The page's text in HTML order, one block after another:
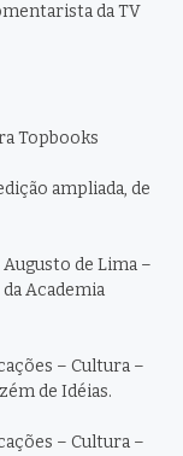
da TV
Topbooks
ampliada, de
de Lima –
Academia
– Cultura –
de Idéias.
– Cultura –